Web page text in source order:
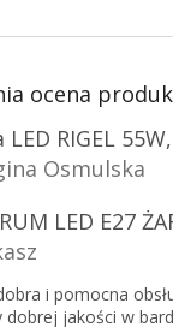
ocena
to 5 na 5
Osmulska
to 5 na 5
i pomocna
dobrej jakości w